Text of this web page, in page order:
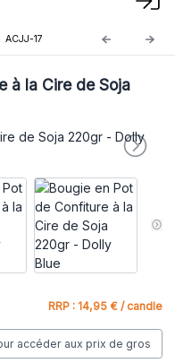
ACJJ-17
à la Cire de Soja
RRP : 14,95 € / candle
accéder aux prix de gros